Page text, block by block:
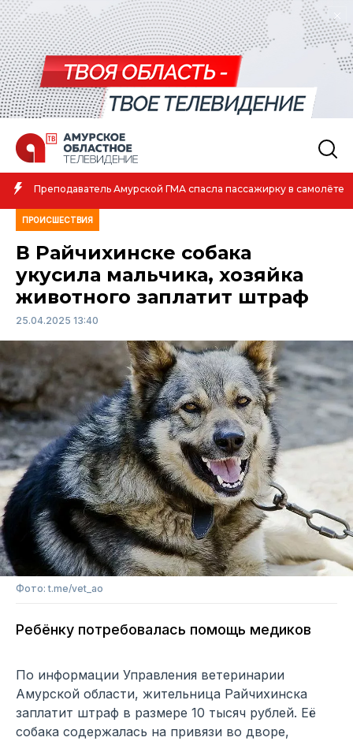
Амурской ГМА спасла пассажирку в самолёте
ПРОИСШЕСТВИЯ
В Райчихинске собака
укусила мальчика, хозяйка
животного заплатит штраф
25.04.2025 13:40
Фото: t.me/vet_ao
Ребёнку потребовалась помощь медиков
По информации Управления ветеринарии
Амурской области, жительница Райчихинска
заплатит штраф в размере 10 тысяч рублей. Её
собака содержалась на привязи во дворе,